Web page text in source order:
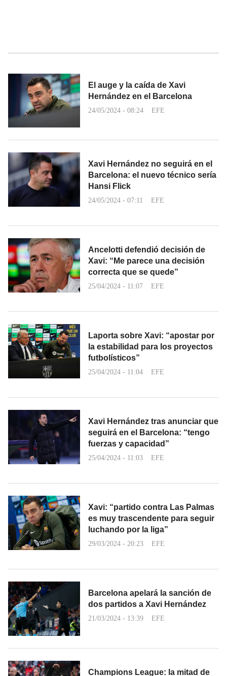
El auge y la caída de Xavi
Hernández en el Barcelona
24/05/2024 - 08:24 EFE
Xavi Hernández no seguirá en el
Barcelona: el nuevo técnico sería
Hansi Flick
24/05/2024 - 07:11 EFE
Ancelotti defendió decisión de
Xavi: “Me parece una decisión
correcta que se quede”
25/04/2024 - 11:07 EFE
Laporta sobre Xavi: “apostar por
la estabilidad para los proyectos
futbolísticos”
25/04/2024 - 11:04 EFE
Xavi Hernández tras anunciar que
seguirá en el Barcelona: “tengo
fuerzas y capacidad”
25/04/2024 - 11:03 EFE
Xavi: “partido contra Las Palmas
es muy trascendente para seguir
luchando por la liga”
29/03/2024 - 20:23 EFE
Barcelona apelará la sanción de
dos partidos a Xavi Hernández
21/03/2024 - 13:39 EFE
Champions League: la mitad de